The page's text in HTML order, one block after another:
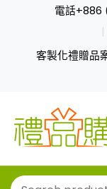
電話
客製化禮贈品